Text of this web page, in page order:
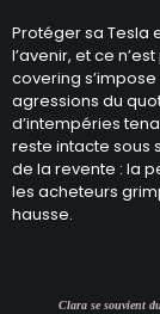
Protéger sa Tesla
l’avenir, et ce
covering
agressions du
d’intempéries
reste intacte sous
de la revente : la
les acheteurs
hausse.
Clara se souvient